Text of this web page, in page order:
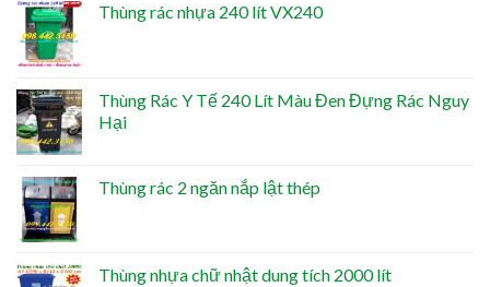
Thùng rác nhựa 240 lít VX240
Thùng Rác Y Tế 240 Lít Màu Đen Đựng Rác Nguy
Hại
Thùng rác 2 ngăn nắp lật thép
Thùng nhựa chữ nhật dung tích 2000 lít